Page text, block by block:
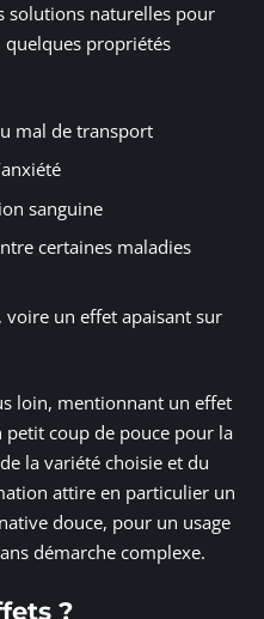
solutions naturelles pour
propriétés
mal de transport
sanguine
certaines maladies
voire un effet apaisant sur
loin, mentionnant un effet
coup de pouce pour la
la variété choisie et du
attire en particulier un
douce, pour un usage
démarche complexe.
?